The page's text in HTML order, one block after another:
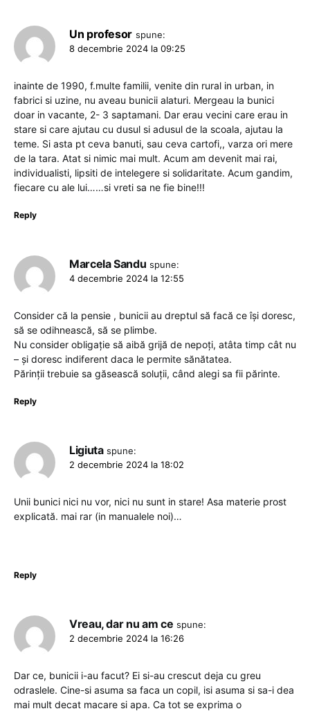
Un profesor spune:
8 decembrie 2024 la 09:25
inainte de 1990, f.multe familii, venite din rural in urban, in
fabrici si uzine, nu aveau bunicii alaturi. Mergeau la bunici
doar in vacante, 2- 3 saptamani. Dar erau vecini care erau in
stare si care ajutau cu dusul si adusul de la scoala, ajutau la
teme. Si asta pt ceva banuti, sau ceva cartofi,, varza ori mere
de la tara. Atat si nimic mai mult. Acum am devenit mai rai,
individualisti, lipsiti de intelegere si solidaritate. Acum gandim,
fiecare cu ale lui……si vreti sa ne fie bine!!!
Reply
Marcela Sandu spune:
4 decembrie 2024 la 12:55
Consider că la pensie , bunicii au dreptul să facă ce își doresc,
să se odihnească, să se plimbe.
Nu consider obligație să aibă grijă de nepoți, atâta timp cât nu
– și doresc indiferent daca le permite sănătatea.
Părinții trebuie sa găsească soluții, când alegi sa fii părinte.
Reply
Ligiuta spune:
2 decembrie 2024 la 18:02
Unii bunici nici nu vor, nici nu sunt in stare! Asa materie prost
explicată. mai rar (in manualele noi)…
Reply
Vreau, dar nu am ce spune:
2 decembrie 2024 la 16:26
Dar ce, bunicii i-au facut? Ei si-au crescut deja cu greu
odraslele. Cine-si asuma sa faca un copil, isi asuma si sa-i dea
mai mult decat macare si apa. Ca tot se exprima o